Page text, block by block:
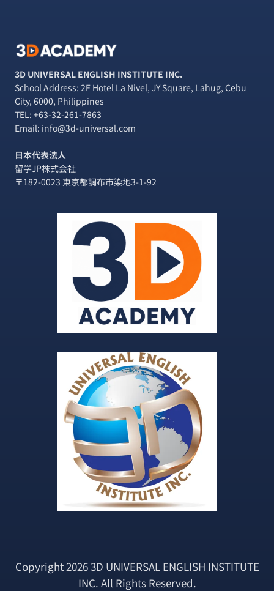
ッ
ト
で
シ
ョ
ッ
ピ
ン
OUTLETS
PUEBLO
3D UNIVERSAL ENGLISH INSTITUTE INC.
School Address: 2F Hotel La Nivel, JY Square, Lahug, Cebu
City, 6000, Philippines
TEL: +63-32-261-7863
Email: info@3d-universal.com
日本代表法人
留学JP株式会社
〒182-0023 東京都調布市染地3-1-92
Copyright 2026 3D UNIVERSAL ENGLISH INSTITUTE
INC. All Rights Reserved.